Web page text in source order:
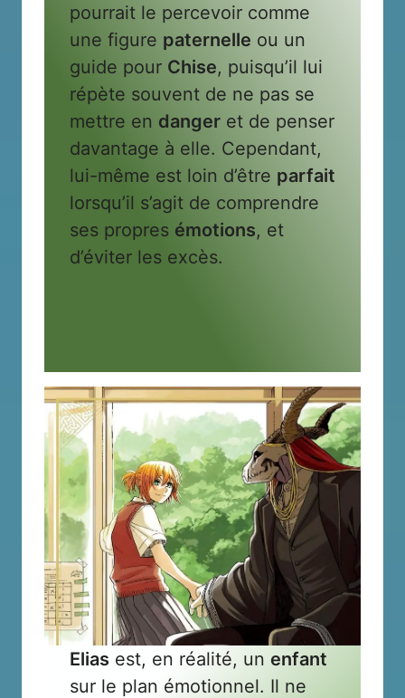
pourrait le percevoir comme
une figure paternelle ou un
guide pour Chise, puisqu’il lui
répète souvent de ne pas se
mettre en danger et de penser
davantage à elle. Cependant,
lui-même est loin d’être parfait
lorsqu’il s’agit de comprendre
ses propres émotions, et
d’éviter les excès.
Elias est, en réalité, un enfant
sur le plan émotionnel. Il ne